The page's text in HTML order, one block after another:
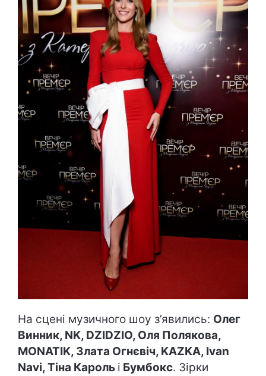
На сцені музичного шоу з’явились: Олег
Винник, NK, DZIDZIO, Оля Полякова,
MONATIK, Злата Огнєвіч, KAZKA, Ivan
Navi, Тіна Кароль і Бумбокс. Зірки